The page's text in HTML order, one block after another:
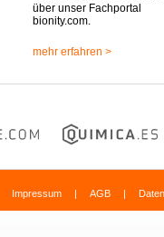
über unser Fachportal
bionity.com.
mehr erfahren >
Impressum | AGB |